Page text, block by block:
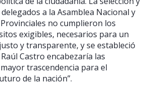
a la Asamblea Nacional y
no cumplieron los
exigibles, necesarios para un
y transparente, y se estableció
Castro encabezaría las
trascendencia para el
de la nación”.